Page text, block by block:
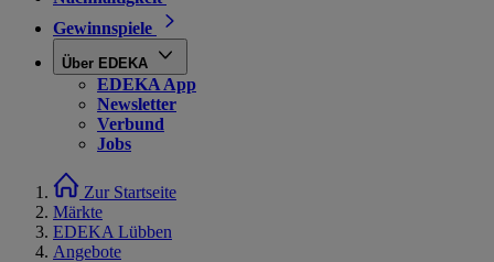
Gewinnspiele
Über EDEKA
EDEKA App
Newsletter
Verbund
Jobs
Zur Startseite
Märkte
EDEKA Lübben
Angebote